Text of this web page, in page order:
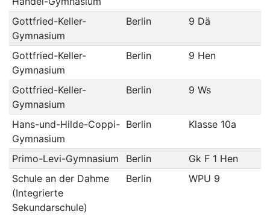
Gottfried-Keller-
Gymnasium
Berlin 9 Dä
Gottfried-Keller-
Gymnasium
Berlin 9 Hen
Gottfried-Keller-
Gymnasium
Berlin 9 Ws
Hans-und-Hilde-Coppi-
Gymnasium
Berlin Klasse 10a
Primo-Levi-Gymnasium Berlin
Gk F 1 Hen
Schule an der Dahme
(Integrierte
Sekundarschule)
Berlin WPU 9